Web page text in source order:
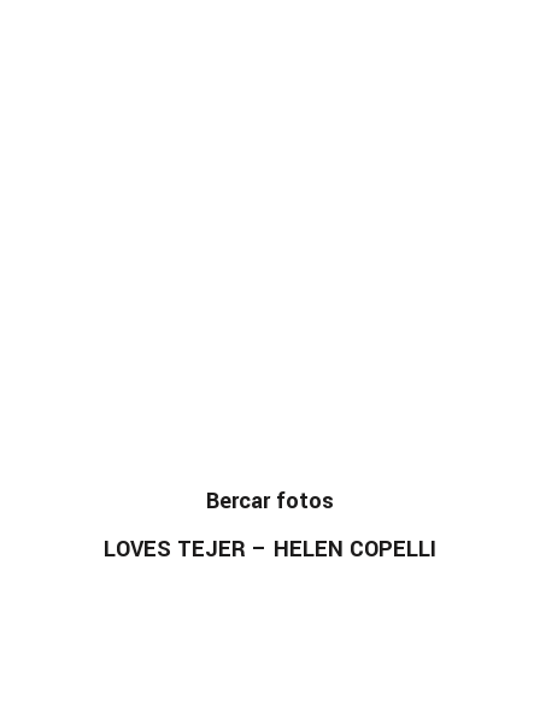
Bercar fotos
LOVES TEJER – HELEN COPELLI